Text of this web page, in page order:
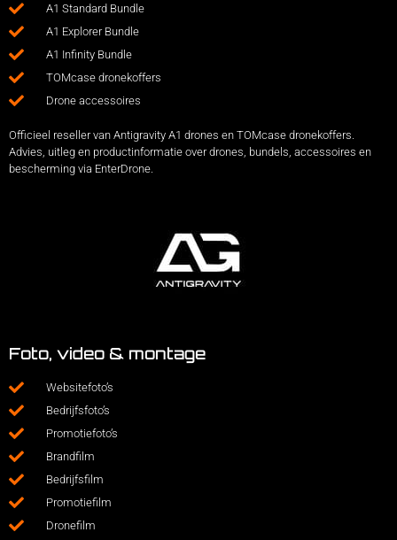
A1 Standard Bundle
A1 Explorer Bundle
A1 Infinity Bundle
TOMcase dronekoffers
Drone accessoires
Officieel reseller van Antigravity A1 drones en TOMcase dronekoffers.
Advies, uitleg en productinformatie over drones, bundels, accessoires en
bescherming via EnterDrone.
Foto, video & montage
Websitefoto’s
Bedrijfsfoto’s
Promotiefoto’s
Brandfilm
Bedrijfsfilm
Promotiefilm
Dronefilm